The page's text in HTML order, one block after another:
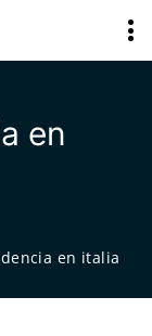
en
en italia